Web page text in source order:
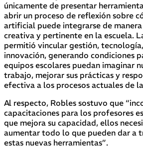
únicamente de presentar
abrir un proceso de reflexión sobre
artificial puede integrarse de
creativa y pertinente en la escuela.
permitió vincular gestión,
innovación, generando condiciones
equipos escolares puedan imaginar
trabajo, mejorar sus prácticas y
efectiva a los procesos actuales de
Al respecto, Robles sostuvo que
capacitaciones para los profesores
que mejora su capacidad, ellos
aumentar todo lo que pueden dar a
estas nuevas herramientas”.